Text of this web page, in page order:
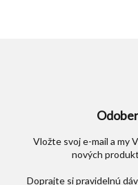
Vložte svoj e-mail a my
nových